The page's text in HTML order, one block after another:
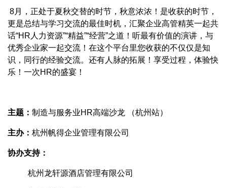
8月，正处于夏秋交替的时节，秋意浓浓！是收获的时节，
更是总结与学习交流的最佳时机，汇聚企业高管精英一起共
话“HR人力资源”“精益”“经营”之道！听最有价值的演讲，与
优秀企业家一起交流！在这个平台里您收获的不仅仅是知
识，同行的经验交流。还有人脉的拓展！享受过程，体验快
乐！一次HR的盛宴！
主题： 制造与服务业HR高端沙龙 （杭州站）
主办： 杭州帆得企业管理有限公司
协办支持：
杭州龙轩源酒店管理有限公司